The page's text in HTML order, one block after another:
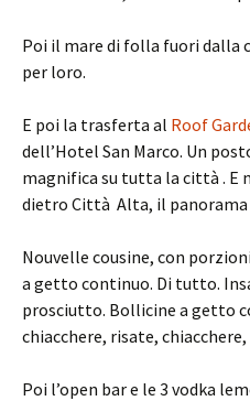
Poi il mare di folla fuori dalla
per loro.
E poi la trasferta al Roof
dell’Hotel San Marco. Un
magnifica su tutta la città . E
dietro Città Alta, il panorama
Nouvelle cousine, con
a getto continuo. Di tutto.
prosciutto. Bollicine a getto
chiacchere, risate,
Poi l’open bar e le 3 vodka